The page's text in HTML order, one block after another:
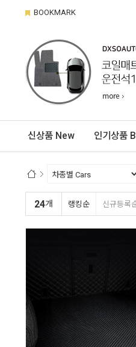
BOOKMARK
신상품 New 인기상품
24개 랭킹순 신규등록